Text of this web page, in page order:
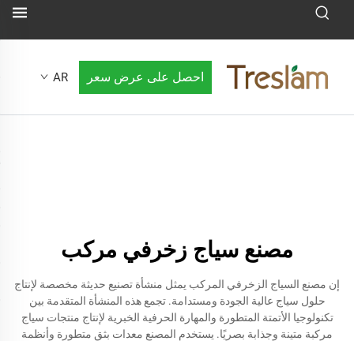
احصل على عرض سعر AR
مصنع سياج زخرفي مركب
إن مصنع السياج الزخرفي المركب يمثل منشأة تصنيع حديثة مخصصة لإنتاج
حلول سياج عالية الجودة ومستدامة. تجمع هذه المنشأة المتقدمة بين
تكنولوجيا الأتمتة المتطورة والمهارة الحرفية الخبرية لإنتاج منتجات سياج
مركبة متينة وجذابة بصريًا. يستخدم المصنع معدات بثق متطورة وأنظمة